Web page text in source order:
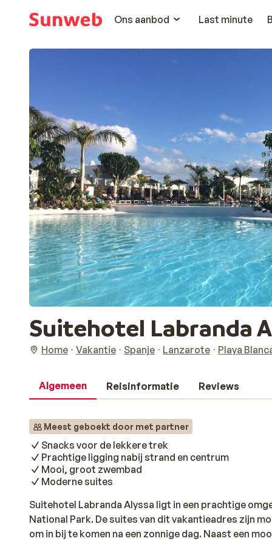
Ons aanbod
Last minute
Suitehotel Labranda
Home Vakantie Spanje Lanzarote Playa
Algemeen Reisinformatie Reviews
Meest geboekt door met partner
Snacks voor de lekkere trek
Prachtige ligging nabij strand en centrum
Mooi, groot zwembad
Moderne suites
Suitehotel Labranda Alyssa ligt in een prachtige
National Park. De suites van dit vakantieadres zijn
om in bij te komen na een zonnige dag. Naast een